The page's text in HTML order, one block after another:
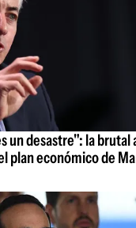
un desastre": la
plan económico de